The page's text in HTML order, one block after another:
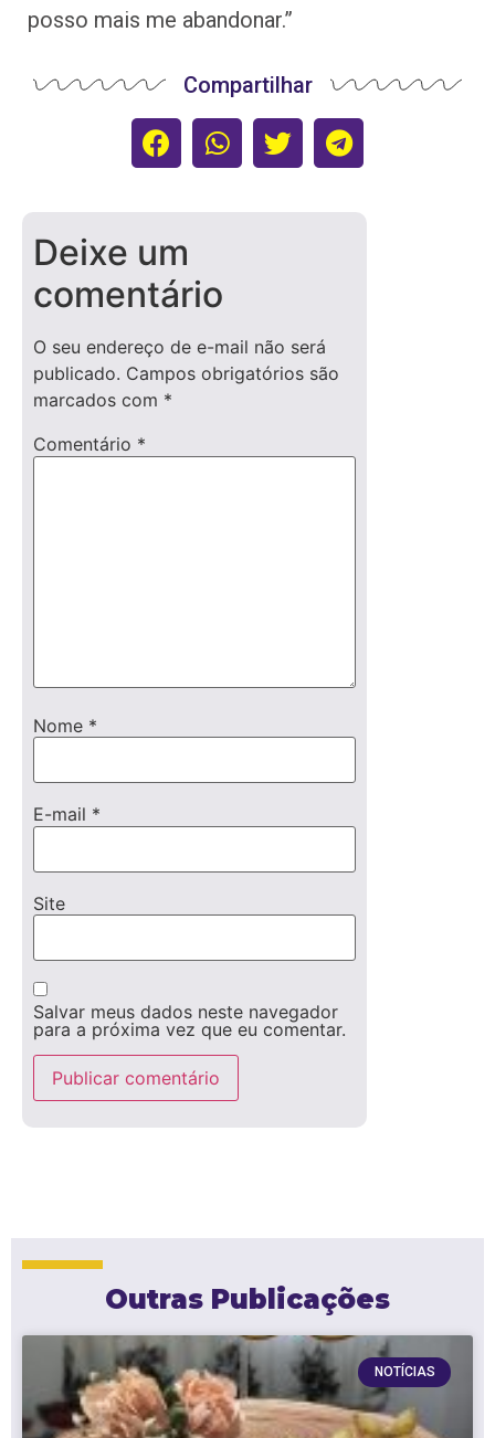
posso mais me abandonar.”
Compartilhar
Deixe um
comentário
O seu endereço de e-mail não será
publicado. Campos obrigatórios são
marcados com *
Comentário *
Nome *
E-mail *
Site
Salvar meus dados neste navegador
para a próxima vez que eu comentar.
Outras Publicações
NOTÍCIAS